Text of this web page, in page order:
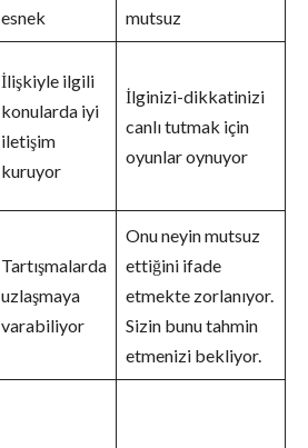
esnek
mutsuz
İlişkiyle ilgili
konularda iyi
iletişim
kuruyor
İlginizi-dikkatinizi
canlı tutmak için
oyunlar oynuyor
Tartışmalarda
uzlaşmaya
varabiliyor
Onu neyin mutsuz
ettiğini ifade
etmekte zorlanıyor.
Sizin bunu tahmin
etmenizi bekliyor.